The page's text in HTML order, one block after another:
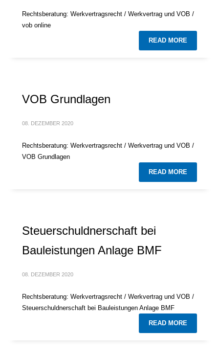
Rechtsberatung: Werkvertragsrecht / Werkvertrag und VOB /
vob online
READ MORE
VOB Grundlagen
08. DEZEMBER 2020
Rechtsberatung: Werkvertragsrecht / Werkvertrag und VOB /
VOB Grundlagen
READ MORE
Steuerschuldnerschaft bei
Bauleistungen Anlage BMF
08. DEZEMBER 2020
Rechtsberatung: Werkvertragsrecht / Werkvertrag und VOB /
Steuerschuldnerschaft bei Bauleistungen Anlage BMF
READ MORE